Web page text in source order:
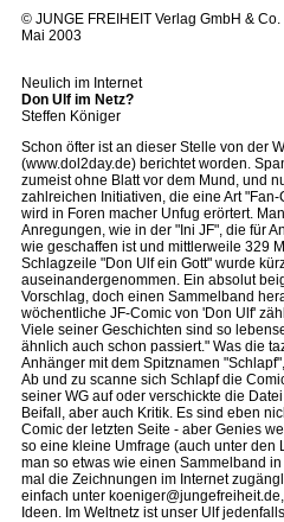
© JUNGE FREIHEIT Verlag GmbH & Co.
Mai 2003
Neulich im Internet
Don Ulf im Netz?
Steffen Königer
Schon öfter ist an dieser Stelle von der
(www.dol2day.de) berichtet worden.
zumeist ohne Blatt vor dem Mund, und
zahlreichen Initiativen, die eine Art
wird in Foren macher Unfug erörtert.
Anregungen, wie in der "Ini JF", die für
wie geschaffen ist und mittlerweile 329
Schlagzeile "Don Ulf ein Gott" wurde
auseinandergenommen. Ein absolut
Vorschlag, doch einen Sammelband
wöchentliche JF-Comic von 'Don Ulf'
Viele seiner Geschichten sind so
ähnlich auch schon passiert." Was die
Anhänger mit dem Spitznamen
Ab und zu scanne sich Schlapf die
seiner WG auf oder verschickte die
Beifall, aber auch Kritik. Es sind eben
Comic der letzten Seite - aber Genies
so eine kleine Umfrage (auch unter den
man so etwas wie einen Sammelband
mal die Zeichnungen im Internet
einfach unter
Ideen. Im Weltnetz ist unser Ulf